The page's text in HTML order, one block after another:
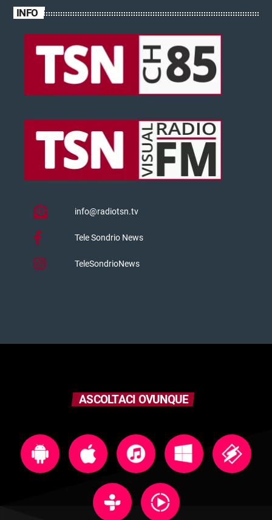
INFO
info@radiotsn.tv
Tele Sondrio News
TeleSondrioNews
ASCOLTACI OVUNQUE